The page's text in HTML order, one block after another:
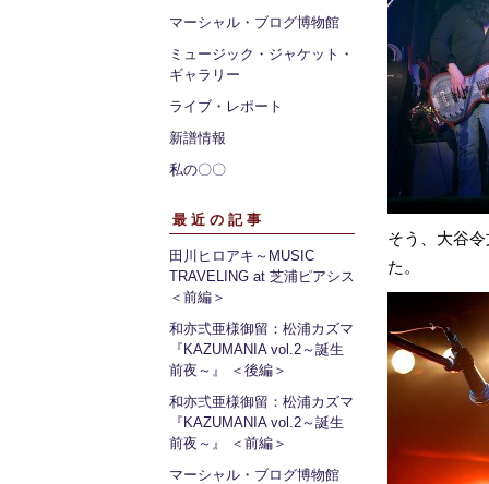
マーシャル・ブログ博物館
ミュージック・ジャケット・
ギャラリー
ライブ・レポート
新譜情報
私の〇〇
最近の記事
田川ヒロアキ～MUSIC
TRAVELING at 芝浦ピアシス
＜前編＞
和亦弍亜様御留：松浦カズマ
『KAZUMANIA vol.2～誕生
前夜～』 ＜後編＞
和亦弍亜様御留：松浦カズマ
『KAZUMANIA vol.2～誕生
前夜～』 ＜前編＞
マーシャル・ブログ博物館
そう、大谷
た。